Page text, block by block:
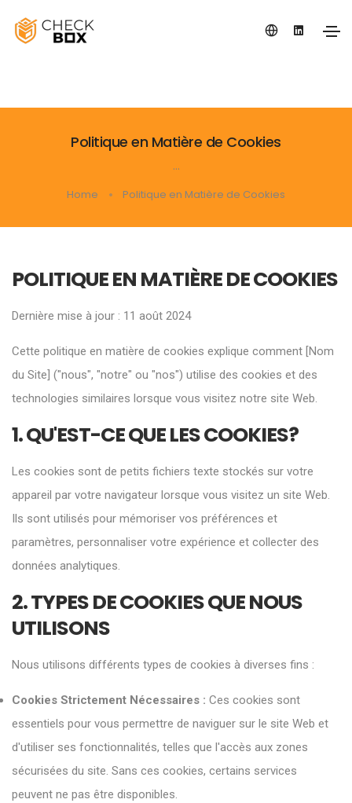
Politique en Matière de Cookies
...
Home Politique en Matière de Cookies
POLITIQUE EN MATIÈRE DE COOKIES
Dernière mise à jour : 11 août 2024
Cette politique en matière de cookies explique comment [Nom
du Site] ("nous", "notre" ou "nos") utilise des cookies et des
technologies similaires lorsque vous visitez notre site Web.
1. QU'EST-CE QUE LES COOKIES?
Les cookies sont de petits fichiers texte stockés sur votre
appareil par votre navigateur lorsque vous visitez un site Web.
Ils sont utilisés pour mémoriser vos préférences et
paramètres, personnaliser votre expérience et collecter des
données analytiques.
2. TYPES DE COOKIES QUE NOUS
UTILISONS
Nous utilisons différents types de cookies à diverses fins :
Cookies Strictement Nécessaires : Ces cookies sont
essentiels pour vous permettre de naviguer sur le site Web et
d'utiliser ses fonctionnalités, telles que l'accès aux zones
sécurisées du site. Sans ces cookies, certains services
peuvent ne pas être disponibles.